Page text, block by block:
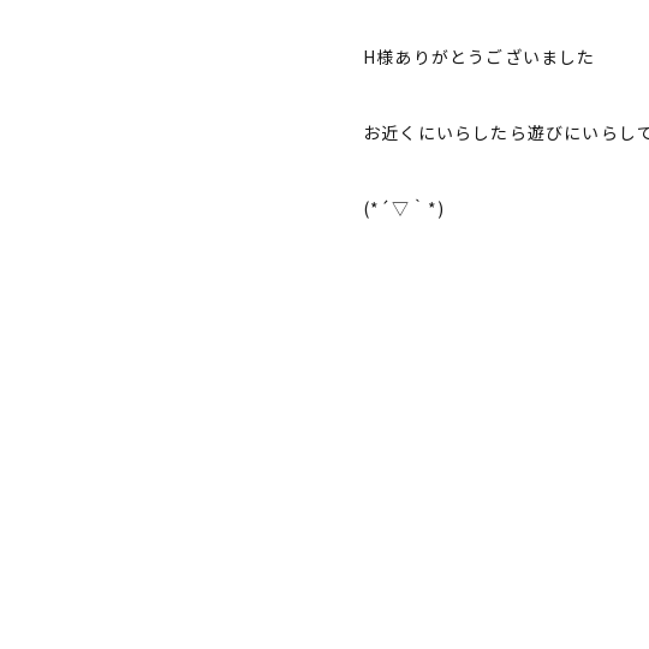
H様ありがとうございました
お近くにいらしたら遊びにいらし
(*´▽｀*)